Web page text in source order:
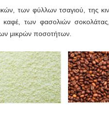
των φύλλων τσαγιού, της
των φασολιών
μικρών ποσοτήτων.